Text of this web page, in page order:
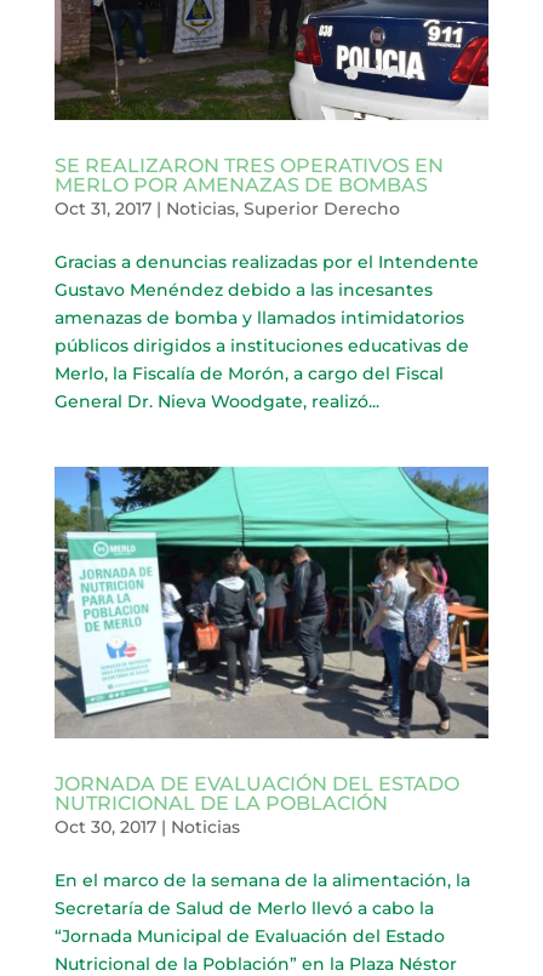
SE REALIZARON TRES OPERATIVOS EN
MERLO POR AMENAZAS DE BOMBAS
Oct 31, 2017| Noticias, Superior Derecho
Gracias a denuncias realizadas por el Intendente
Gustavo Menéndez debido a las incesantes
amenazas de bomba y llamados intimidatorios
públicos dirigidos a instituciones educativas de
Merlo, la Fiscalía de Morón, a cargo del Fiscal
General Dr. Nieva Woodgate, realizó...
JORNADA DE EVALUACIÓN DEL ESTADO
NUTRICIONAL DE LA POBLACIÓN
Oct 30, 2017| Noticias
En el marco de la semana de la alimentación, la
Secretaría de Salud de Merlo llevó a cabo la
“Jornada Municipal de Evaluación del Estado
Nutricional de la Población” en la Plaza Néstor